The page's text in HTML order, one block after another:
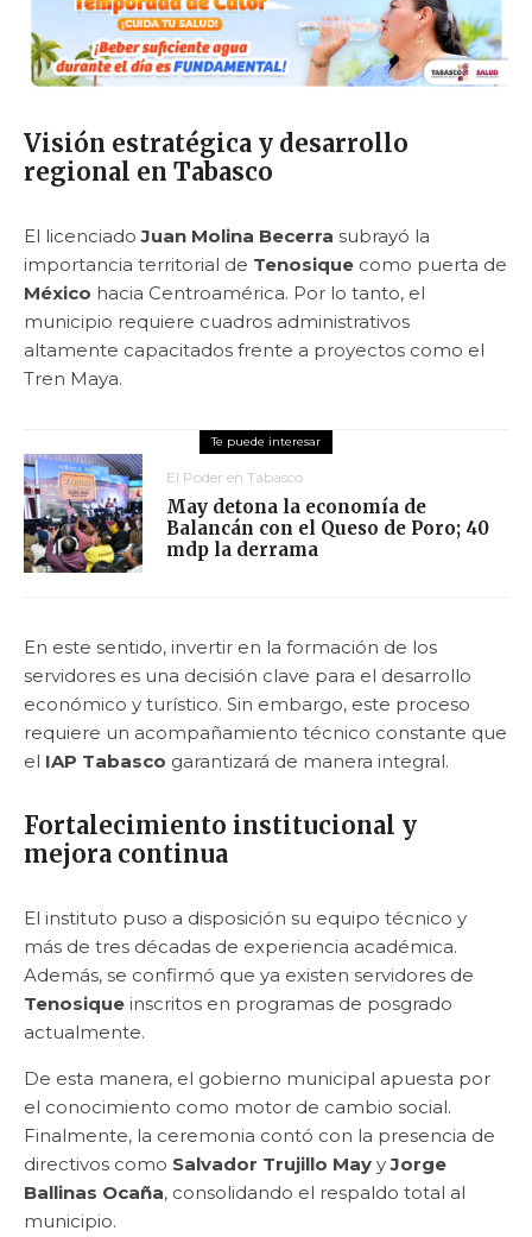
Visión estratégica y desarrollo
regional en Tabasco
El licenciadoJuan Molina Becerra subrayó la
importancia territorial de Tenosique como puerta de
México hacia Centroamérica. Por lo tanto, el
municipio requiere cuadros administrativos
altamente capacitados frente a proyectos como el
Tren Maya.
El Poder en Tabasco
May detona la economía de
Balancán con el Queso de Poro; 40
mdp la derrama
En este sentido, invertir en la formación de los
servidores es una decisión clave para el desarrollo
económico y turístico. Sin embargo, este proceso
requiere un acompañamiento técnico constante que
el IAP Tabasco garantizará de manera integral.
Fortalecimiento institucional y
mejora continua
El instituto puso a disposición su equipo técnico y
más de tres décadas de experiencia académica.
Además, se confirmó que ya existen servidores de
Tenosique inscritos en programas de posgrado
actualmente.
De esta manera, el gobierno municipal apuesta por
el conocimiento como motor de cambio social.
Finalmente, la ceremonia contó con la presencia de
directivos como Salvador Trujillo May yJorge
Ballinas Ocaña, consolidando el respaldo total al
municipio.